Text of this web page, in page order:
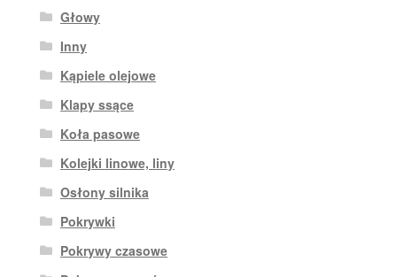
Głowy
Inny
Kąpiele olejowe
Klapy ssące
Koła pasowe
Kolejki linowe, liny
Osłony silnika
Pokrywki
Pokrywy czasowe